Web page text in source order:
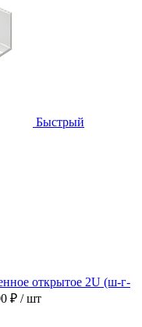
Быстрый
открытое 2U (ш-г-
₽ / шт